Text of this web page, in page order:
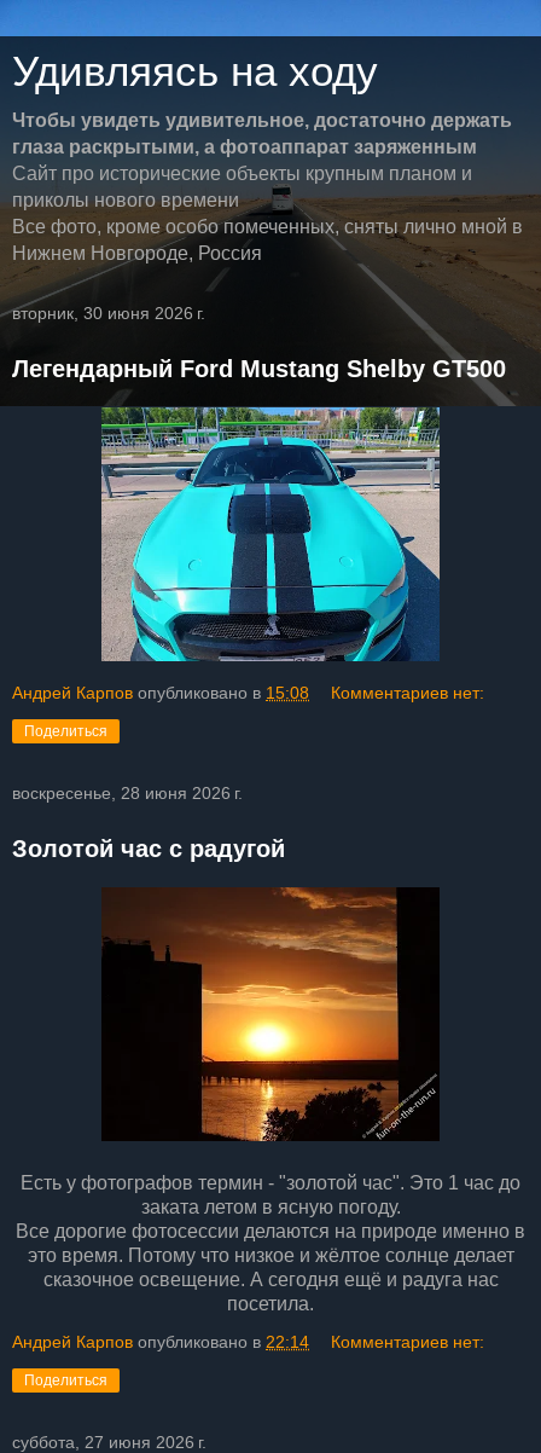
Удивляясь на ходу
Чтобы увидеть удивительное, достаточно держать
глаза раскрытыми, а фотоаппарат заряженным
Сайт про исторические объекты крупным планом и
приколы нового времени
Все фото, кроме особо помеченных, сняты лично мной в
Нижнем Новгороде, Россия
вторник, 30 июня 2026 г.
Легендарный Ford Mustang Shelby GT500
Андрей Карпов опубликовано в 15:08 Комментариев нет:
Поделиться
воскресенье, 28 июня 2026 г.
Золотой час с радугой
Есть у фотографов термин - "золотой час". Это 1 час до
заката летом в ясную погоду.
Все дорогие фотосессии делаются на природе именно в
это время. Потому что низкое и жёлтое солнце делает
сказочное освещение. А сегодня ещё и радуга нас
посетила.
Андрей Карпов опубликовано в 22:14 Комментариев нет:
Поделиться
суббота, 27 июня 2026 г.